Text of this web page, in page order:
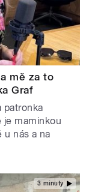
mě za to
Graf
patronka
je maminkou
u nás a na
3 minuty